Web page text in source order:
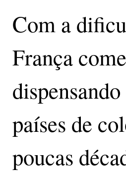
Com a
França
países de
poucas